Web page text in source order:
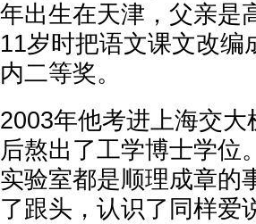
年出生在天津，父亲是
11岁时把语文课文改编
内二等奖。
2003年他考进上海交
后熬出了工学博士学位
实验室都是顺理成章的
了跟头，认识了同样爱